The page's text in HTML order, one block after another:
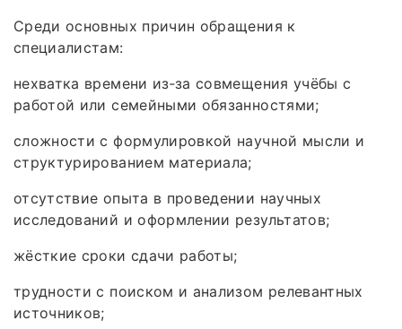
Среди основных причин обращения к
специалистам:
нехватка времени из‑за совмещения учёбы с
работой или семейными обязанностями;
сложности с формулировкой научной мысли и
структурированием материала;
отсутствие опыта в проведении научных
исследований и оформлении результатов;
жёсткие сроки сдачи работы;
трудности с поиском и анализом релевантных
источников;